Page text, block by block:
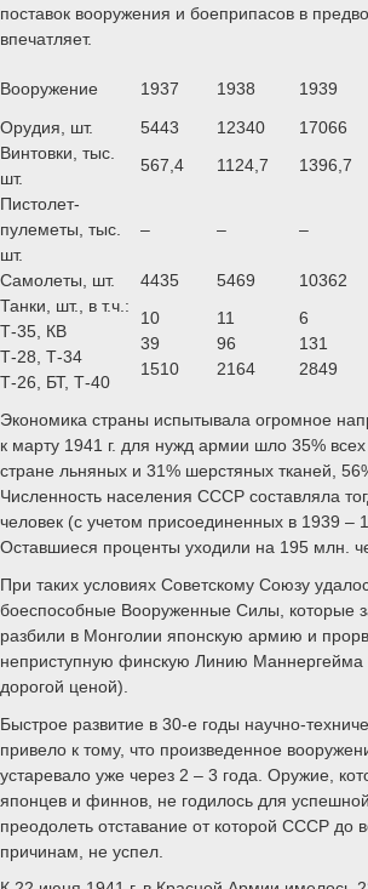
поставок вооружения и боеприпасов в
впечатляет.
Вооружение 1937 1938 1939
Орудия, шт.
5443 12340 17066
Винтовки, тыс.
шт.
567,4 1124,7 1396,7
Пистолет-
пулеметы, тыс.
шт.
– – –
Самолеты, шт. 4435 5469 10362
Танки, шт., в т.ч.:
Т-35, КВ
Т-28, Т-34
Т-26, БТ, Т-40
10
39
1510
11
96
2164
6
131
2849
Экономика страны испытывала огромное
к марту 1941 г. для нужд армии шло 35%
стране льняных и 31% шерстяных тканей,
Численность населения СССР составляла
человек (с учетом присоединенных в 1939 –
Оставшиеся проценты уходили на 195 млн.
При таких условиях Советскому Союзу
боеспособные Вооруженные Силы, которые
разбили в Монголии японскую армию и
неприступную финскую Линию Маннергейма
дорогой ценой).
Быстрое развитие в 30-е годы научно-
привело к тому, что произведенное
устаревало уже через 2 – 3 года. Оружие,
японцев и финнов, не годилось для
преодолеть отставание от которой СССР до
причинам, не успел.